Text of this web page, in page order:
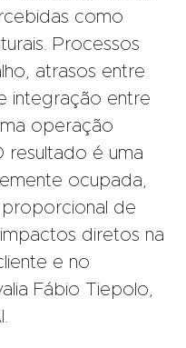
como
Processos
atrasos entre
integração entre
operação
resultado é uma
ocupada,
de
diretos na
e no
Fábio Tiepolo,